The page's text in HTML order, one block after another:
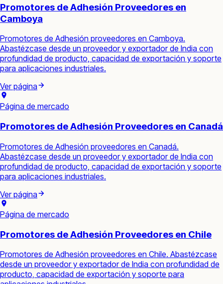
Promotores de Adhesión Proveedores en
Camboya
Promotores de Adhesión proveedores en Camboya.
Abastézcase desde un proveedor y exportador de India con
profundidad de producto, capacidad de exportación y soporte
para aplicaciones industriales.
Ver página
Página de mercado
Promotores de Adhesión Proveedores en Canadá
Promotores de Adhesión proveedores en Canadá.
Abastézcase desde un proveedor y exportador de India con
profundidad de producto, capacidad de exportación y soporte
para aplicaciones industriales.
Ver página
Página de mercado
Promotores de Adhesión Proveedores en Chile
Promotores de Adhesión proveedores en Chile. Abastézcase
desde un proveedor y exportador de India con profundidad de
producto, capacidad de exportación y soporte para